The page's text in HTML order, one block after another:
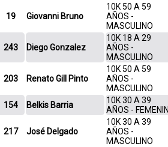
19 Giovanni Bruno
10K 50 A 59
AÑOS -
MASCULINO
243 Diego Gonzalez
10K 18 A 29
AÑOS -
MASCULINO
203 Renato Gill Pinto
10K 50 A 59
AÑOS -
MASCULINO
154 Belkis Barria
10K 30 A 39
AÑOS -
217 José Delgado
10K 30 A 39
AÑOS -
MASCULINO